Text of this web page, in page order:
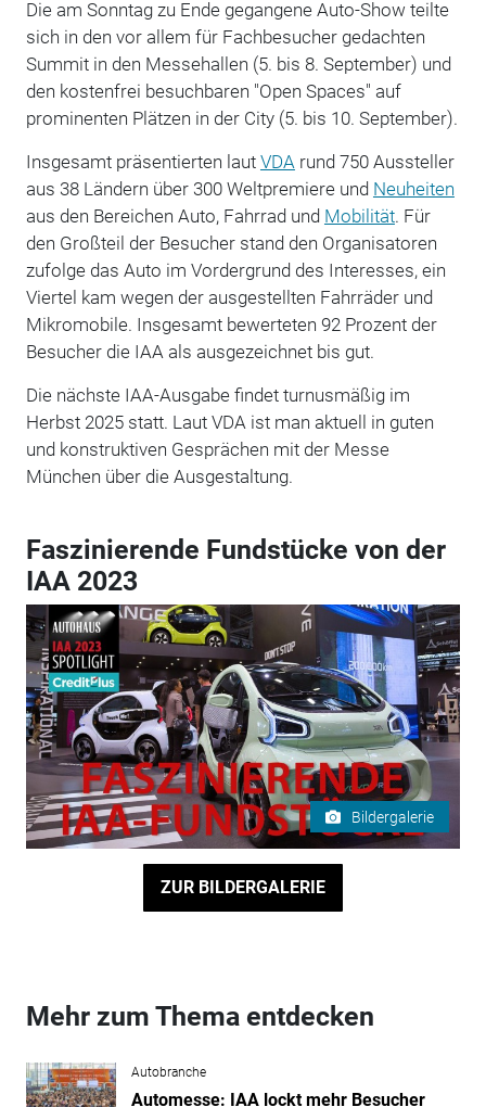
Die am Sonntag zu Ende gegangene Auto-Show teilte
sich in den vor allem für Fachbesucher gedachten
Summit in den Messehallen (5. bis 8. September) und
den kostenfrei besuchbaren "Open Spaces" auf
prominenten Plätzen in der City (5. bis 10. September).
Insgesamt präsentierten laut VDA rund 750 Aussteller
aus 38 Ländern über 300 Weltpremiere und Neuheiten
aus den Bereichen Auto, Fahrrad und Mobilität. Für
den Großteil der Besucher stand den Organisatoren
zufolge das Auto im Vordergrund des Interesses, ein
Viertel kam wegen der ausgestellten Fahrräder und
Mikromobile. Insgesamt bewerteten 92 Prozent der
Besucher die IAA als ausgezeichnet bis gut.
Die nächste IAA-Ausgabe findet turnusmäßig im
Herbst 2025 statt. Laut VDA ist man aktuell in guten
und konstruktiven Gesprächen mit der Messe
München über die Ausgestaltung.
Faszinierende Fundstücke von der
IAA 2023
Bildergalerie
ZUR BILDERGALERIE
Mehr zum Thema entdecken
Autobranche
Automesse: IAA lockt mehr Besucher